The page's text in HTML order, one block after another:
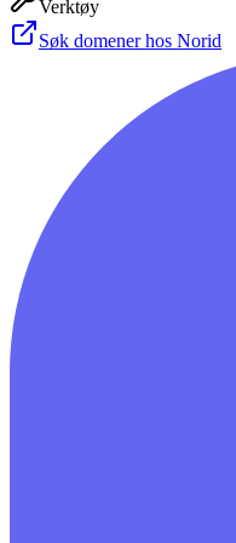
Verktøy
Søk domener hos Norid